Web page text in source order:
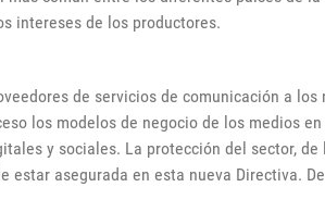
intereses de los productores.
de servicios de comunicación a
los modelos de negocio de los medios
y sociales. La protección del sector, de
estar asegurada en esta nueva Directiva.